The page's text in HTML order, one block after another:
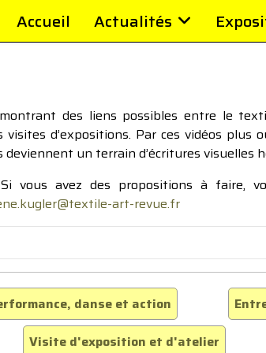
Accueil Actualités
des liens possibles entre le
d’expositions. Par ces vidéos plus
un terrain d’écritures visuelles
vous avez des propositions à faire,
art-revue.fr
danse et action
Visite d'exposition et d'atelier